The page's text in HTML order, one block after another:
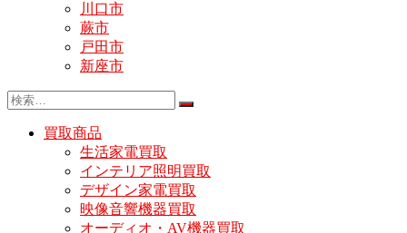
川口市
蕨市
戸田市
新座市
買取商品
生活家電買取
インテリア照明買取
デザイン家電買取
映像音響機器買取
オーディオ・AV機器買取